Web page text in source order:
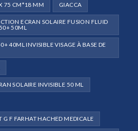
75 CM*18 MM GIACCA
ECRAN SOLAIRE FUSION FLUID
50ML
40ML INVISIBLE VISAGE À BASE DE
SOLAIRE INVISIBLE 50 ML
G F FARHAT HACHED MEDICALE